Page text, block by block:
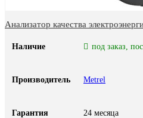
Анализатор качества
Наличие под заказ,
Производитель Metrel
Гарантия 24 месяца